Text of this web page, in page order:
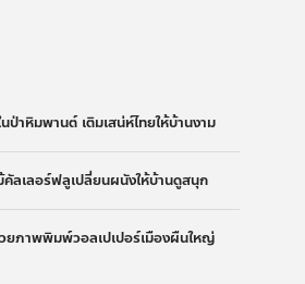
าหิมพานต์ เติมเสน่ห์ไทยให้บ้านงาม
ลเลอร์ฟลูเปลี่ยนผนังให้บ้านดูสนุก
ยภาพพิมพ์วอลเปเปอร์เมืองผืนใหญ่